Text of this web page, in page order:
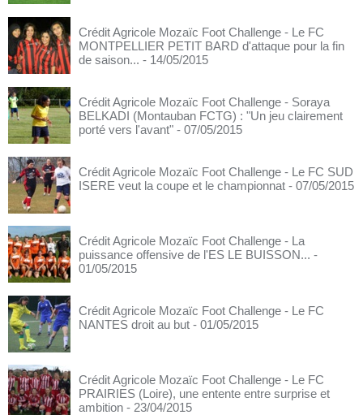
Crédit Agricole Mozaïc Foot Challenge - Le FC
MONTPELLIER PETIT BARD d'attaque pour la fin
de saison... - 14/05/2015
Crédit Agricole Mozaïc Foot Challenge - Soraya
BELKADI (Montauban FCTG) : "Un jeu clairement
porté vers l'avant" - 07/05/2015
Crédit Agricole Mozaïc Foot Challenge - Le FC SUD
ISERE veut la coupe et le championnat - 07/05/2015
Crédit Agricole Mozaïc Foot Challenge - La
puissance offensive de l'ES LE BUISSON... -
01/05/2015
Crédit Agricole Mozaïc Foot Challenge - Le FC
NANTES droit au but - 01/05/2015
Crédit Agricole Mozaïc Foot Challenge - Le FC
PRAIRIES (Loire), une entente entre surprise et
ambition - 23/04/2015